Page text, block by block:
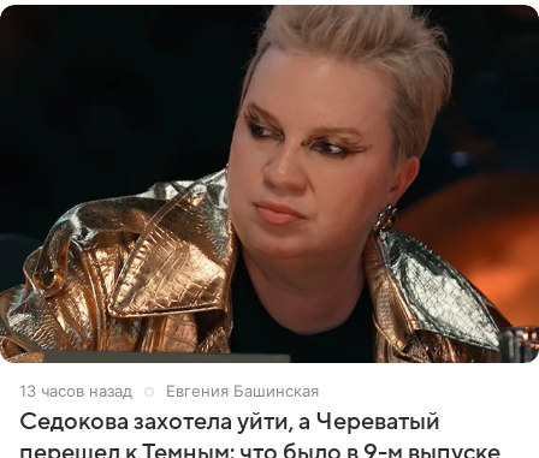
13 часов назад Евгения Башинская
Седокова захотела уйти, а Череватый